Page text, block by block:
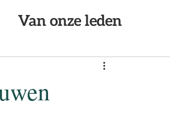
Van onze leden
Challenge '25/'26